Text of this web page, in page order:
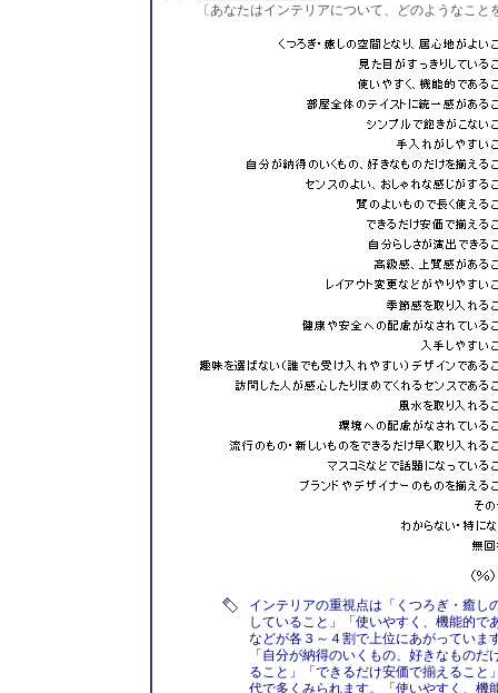
〔あなたはインテリアについて、どのようなこ
インテリアの重視点は「くつろぎ・癒し
していること」「使いやすく、機能的
などが各３～４割で上位にあがっていま
「自分が納得のいくもの、好きなもの
ること」「できるだけ安価で揃えるこ
代で多くみられます。「使いやすく、機